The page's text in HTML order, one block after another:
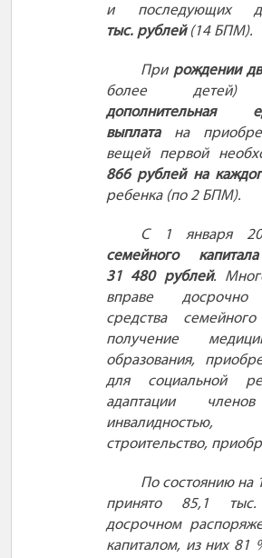
и последующих
тыс. рублей (14 БПМ).
При рождении
более детей)
дополнительная
выплата
на
вещей первой
866 рублей на
ребенка (по 2 БПМ).
С 1 января
семейного капитала
31 480 рублей.
вправе досрочно
средства
получение
образования,
для социальной
адаптации
строительство,
По состоянию на
принято 85,1
тыс.
досрочном
капиталом, из них 81